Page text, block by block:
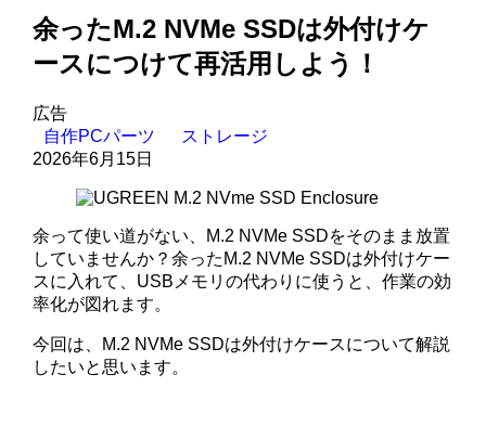
余ったM.2 NVMe SSDは外付けケ
ースにつけて再活用しよう！
広告
自作PCパーツ
ストレージ
2026年6月15日
余って使い道がない、M.2 NVMe SSDをそのまま放置
していませんか？余ったM.2 NVMe SSDは外付けケー
スに入れて、USBメモリの代わりに使うと、作業の効
率化が図れます。
今回は、M.2 NVMe SSDは外付けケースについて解説
したいと思います。